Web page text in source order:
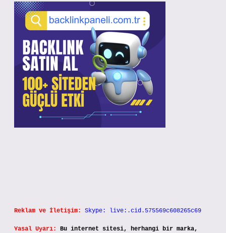
Reklam ve İletişim: Skype: live:.cid.575569c608265c69
Yasal Uyarı:
Bu internet sitesi, herhangi bir marka,